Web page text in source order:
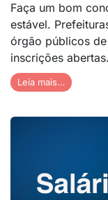
Faça um bom
estável.
órgão públicos
inscrições
Leia mais…